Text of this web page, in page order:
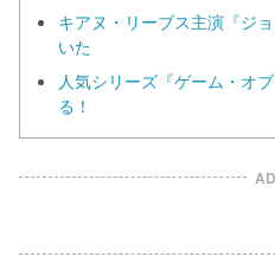
キアヌ・リーブス主演『ジ
いた
人気シリーズ『ゲーム・オ
る！
AD